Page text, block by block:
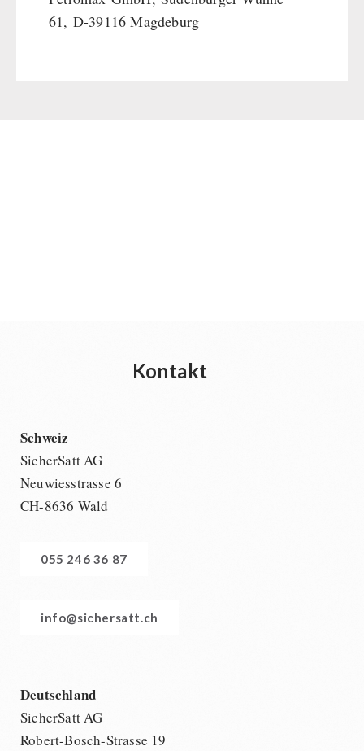
61, D-39116 Magdeburg
Kontakt
Schweiz
SicherSatt AG
Neuwiesstrasse 6
CH-8636 Wald
055 246 36 87
info@sichersatt.ch
Deutschland
SicherSatt AG
Robert-Bosch-Strasse 19